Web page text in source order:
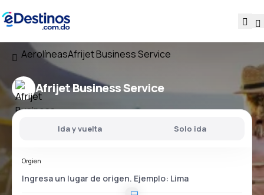
AerolíneasAfrijet Business Service
Afrijet Business Service
Ida y vuelta Solo ida
Orgien